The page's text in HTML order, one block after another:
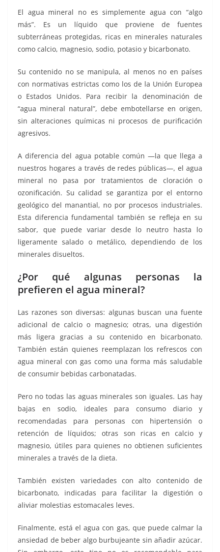
El agua mineral no es simplemente agua con “algo
más”. Es un líquido que proviene de fuentes
subterráneas protegidas, ricas en minerales naturales
como calcio, magnesio, sodio, potasio y bicarbonato.
Su contenido no se manipula, al menos no en países
con normativas estrictas como los de la Unión Europea
o Estados Unidos. Para recibir la denominación de
“agua mineral natural”, debe embotellarse en origen,
sin alteraciones químicas ni procesos de purificación
agresivos.
A diferencia del agua potable común —la que llega a
nuestros hogares a través de redes públicas—, el agua
mineral no pasa por tratamientos de cloración o
ozonificación. Su calidad se garantiza por el entorno
geológico del manantial, no por procesos industriales.
Esta diferencia fundamental también se refleja en su
sabor, que puede variar desde lo neutro hasta lo
ligeramente salado o metálico, dependiendo de los
minerales disueltos.
¿Por qué algunas personas la
prefieren el agua mineral?
Las razones son diversas: algunas buscan una fuente
adicional de calcio o magnesio; otras, una digestión
más ligera gracias a su contenido en bicarbonato.
También están quienes reemplazan los refrescos con
agua mineral con gas como una forma más saludable
de consumir bebidas carbonatadas.
Pero no todas las aguas minerales son iguales. Las hay
bajas en sodio, ideales para consumo diario y
recomendadas para personas con hipertensión o
retención de líquidos; otras son ricas en calcio y
magnesio, útiles para quienes no obtienen suficientes
minerales a través de la dieta.
También existen variedades con alto contenido de
bicarbonato, indicadas para facilitar la digestión o
aliviar molestias estomacales leves.
Finalmente, está el agua con gas, que puede calmar la
ansiedad de beber algo burbujeante sin añadir azúcar.